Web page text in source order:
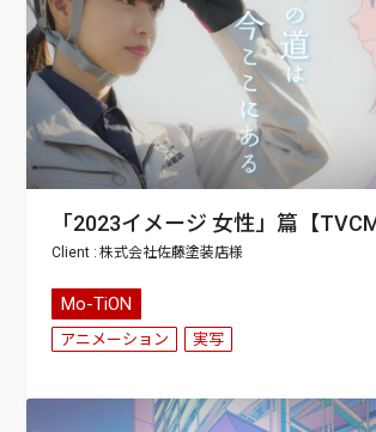
「2023イメージ 女性」篇【TVCM
株式会社佐藤塗装店
Mo-TiON
アニメーション 実写